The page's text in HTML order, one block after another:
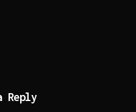
Reply